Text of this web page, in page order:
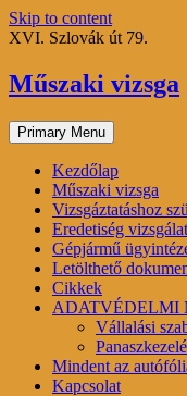
Skip to content
XVI. Szlovák út 79.
Műszaki vizsga
Primary Menu
Kezdőlap
Műszaki vizsga
Vizsgáztatáshoz
Eredetiség vizsgálat
Gépjármű
Letölthető
Cikkek
ADATVÉDELMI
Vállalási
Mindent az
Kapcsolat